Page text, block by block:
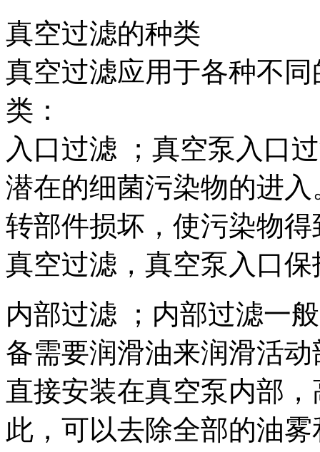
真空过滤的种类
真空过滤应用于各种不
类：
入口过滤 ；真空泵入口
潜在的细菌污染物的进
转部件损坏，使污染物
真空过滤，真空泵入口
内部过滤 ；内部过滤一
备需要润滑油来润滑活
直接安装在真空泵内部
此，可以去除全部的油